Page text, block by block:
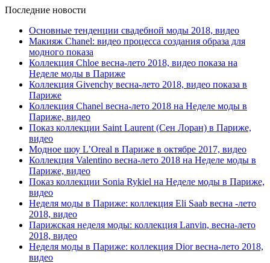
Последние новости
Основные тенденции свадебной моды 2018, видео
Макияж Chanel: видео процесса создания образа для
модного показа
Коллекция Chloe весна-лето 2018, видео показа на
Неделе моды в Париже
Коллекция Givenchy весна-лето 2018, видео показа в
Париже
Коллекция Chanel весна-лето 2018 на Неделе моды в
Париже, видео
Показ коллекции Saint Laurent (Сен Лоран) в Париже,
видео
Модное шоу L’Oreal в Париже в октябре 2017, видео
Коллекция Valentino весна-лето 2018 на Неделе моды в
Париже, видео
Показ коллекции Sonia Rykiel на Неделе моды в Париже,
видео
Неделя моды в Париже: коллекция Eli Saab весна -лето
2018, видео
Парижская неделя моды: коллекция Lanvin, весна-лето
2018, видео
Неделя моды в Париже: коллекция Dior весна-лето 2018,
видео